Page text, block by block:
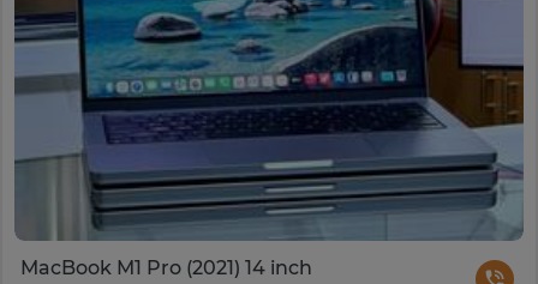
MacBook M1 Pro (2021) 14 inch